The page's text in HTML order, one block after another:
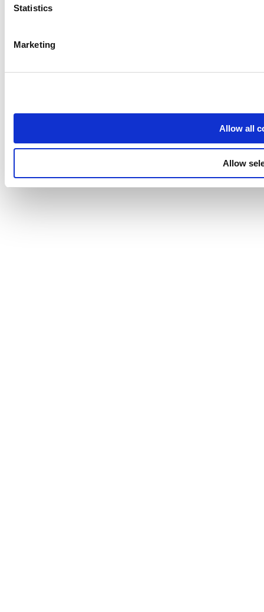
Statistics
Marketing
Allow all
Allow
App marketplace
Cookie Policy
© 2026 Loyverse